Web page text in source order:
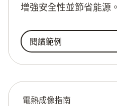
增強安全性並節省能源。
閱讀範例
電熱成像指南